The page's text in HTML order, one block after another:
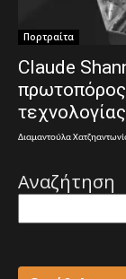
Πορτραίτα
Claude
τεχνολογίας
Διαμαντούλα
Αναζήτηση